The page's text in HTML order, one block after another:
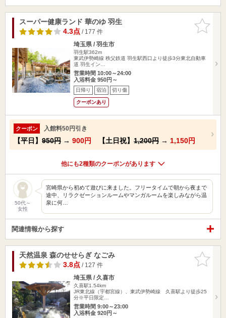
お気に入
りに追加
スーパー健康ランド 華のゆ 羽生
4.3点/ 177 件
埼玉県 / 羽生市
羽生駅362m
東武伊勢崎線 秩父鉄道 羽生駅西口より徒歩3分東北自動車
道 羽生イン…
営業時間 10:00～24:00
入浴料金 950円～
日帰り 宿泊 切り傷
クーポンあり
クーポン 入館料50円引き
【平日】 950円 → 900円 【土日祝】 1,200円 → 1,150円
他にも2種類のクーポンがあります
50代～
女性
宮崎県から初めて遊びに来ました。フリータイムで朝から夜まで
途中、リラクゼーションルームやマンガルームを楽しみながら温
泉に何…
関連情報から探す
お気に入
りに追加
天然温泉 森のせせらぎ なごみ
3.8点/ 127 件
埼玉県 / 久喜市
久喜駅1.54km
JR東北線（宇都宮線）、東武伊勢崎線 久喜駅より徒歩25
分※平日限定…
営業時間 9:00～23:00
入浴料金 920円～